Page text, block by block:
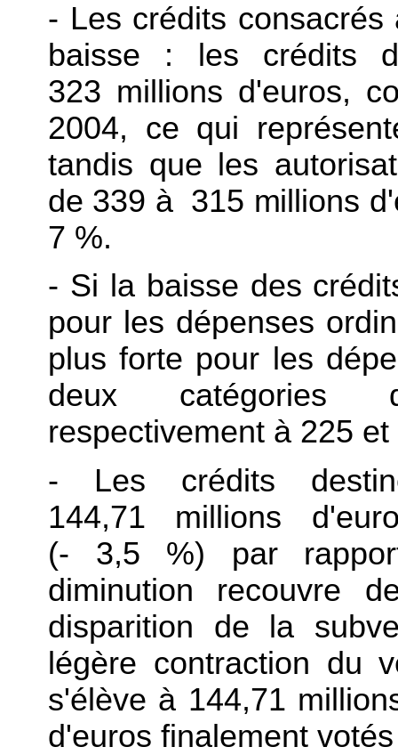
- Les crédits
baisse : les crédits
323 millions d'euros,
2004, ce qui
tandis que les
de 339 à 315 millions
7 %.
- Si la baisse des
pour les dépenses
plus forte pour les
deux catégories
respectivement à 225
- Les crédits
144,71 millions
(- 3,5 %) par
diminution recouvre
disparition de la
légère contraction du
s'élève à 144,71
d'euros finalement